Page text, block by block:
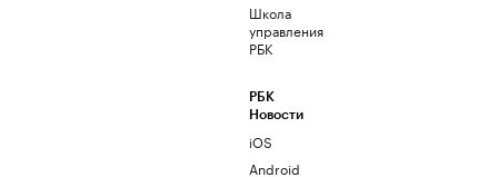
Школа
управления
РБК
РБК
Новости
iOS
Android